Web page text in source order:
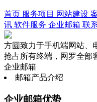
首页 服务项目 网站建设
讯 软件服务 企业邮箱 联
方圆致力于手机端网站、
抢占所有终端，网罗全部
企业邮箱
邮箱产品介绍
企业邮箱优势